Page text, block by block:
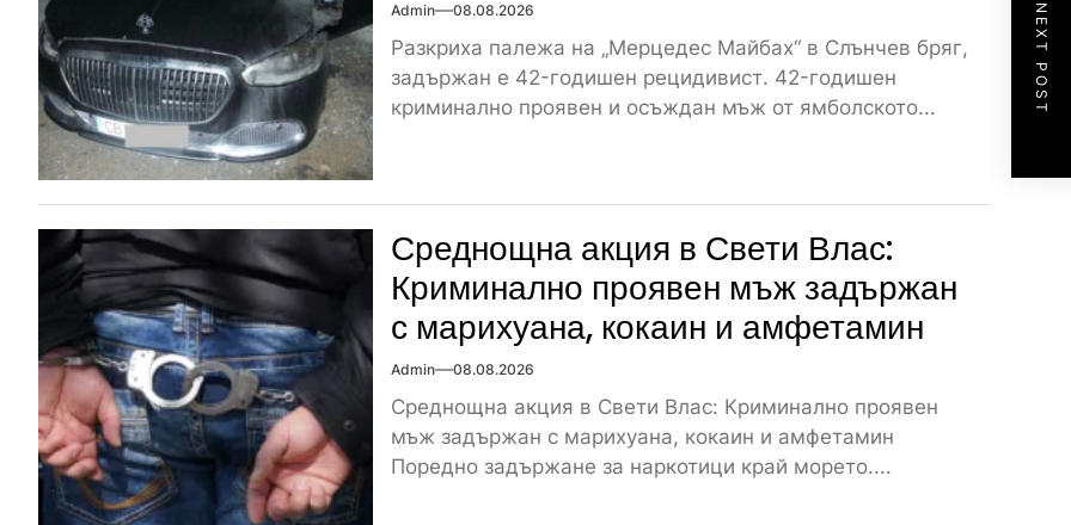
NEXT POST
Admin 08.08.2026
Разкриха палежа на „Мерцедес Майбах“ в Слънчев бряг,
задържан е 42-годишен рецидивист. 42-годишен
криминално проявен и осъждан мъж от ямболското...
Среднощна акция в Свети Влас:
Криминално проявен мъж задържан
с марихуана, кокаин и амфетамин
Admin 08.08.2026
Среднощна акция в Свети Влас: Криминално проявен
мъж задържан с марихуана, кокаин и амфетамин
Поредно задържане за наркотици край морето....